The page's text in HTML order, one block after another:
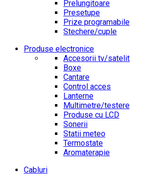
Prelungitoare
Presetupe
Prize programabile
Stechere/cuple
Produse electronice
Accesorii tv/satelit
Boxe
Cantare
Control acces
Lanterne
Multimetre/testere
Produse cu LCD
Sonerii
Statii meteo
Termostate
Aromaterapie
Cabluri